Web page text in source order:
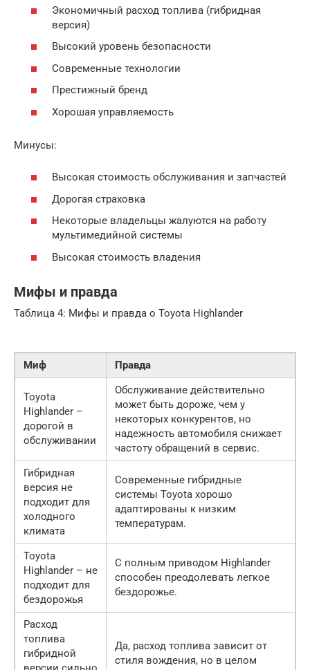
Экономичный расход топлива (гибридная
версия)
Высокий уровень безопасности
Современные технологии
Престижный бренд
Хорошая управляемость
Минусы:
Высокая стоимость обслуживания и запчастей
Дорогая страховка
Некоторые владельцы жалуются на работу
мультимедийной системы
Высокая стоимость владения
Мифы и правда
Таблица 4: Мифы и правда о Toyota Highlander
Миф Правда
Toyota
Highlander –
дорогой в
обслуживании
Обслуживание действительно
может быть дороже, чем у
некоторых конкурентов, но
надежность автомобиля снижает
частоту обращений в сервис.
Гибридная
версия не
подходит для
холодного
климата
Современные гибридные
системы Toyota хорошо
адаптированы к низким
температурам.
Toyota
Highlander – не
подходит для
бездорожья
С полным приводом Highlander
способен преодолевать легкое
бездорожье.
Расход
топлива
гибридной
Да, расход топлива зависит от
стиля вождения, но в целом